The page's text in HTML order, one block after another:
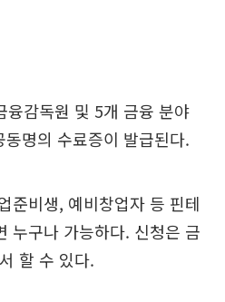
융감독원 및 5개 금융 분야
명의 수료증이 발급된다.
준비생, 예비창업자 등 핀테
누구나 가능하다. 신청은 금
할 수 있다.